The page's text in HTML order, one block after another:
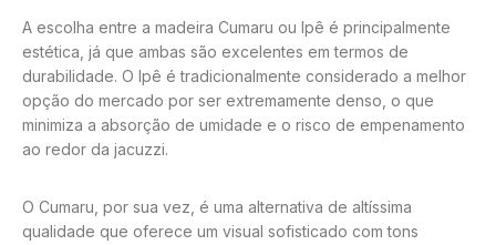
A escolha entre a madeira Cumaru ou Ipê é principalmente
estética, já que ambas são excelentes em termos de
durabilidade. O Ipê é tradicionalmente considerado a melhor
opção do mercado por ser extremamente denso, o que
minimiza a absorção de umidade e o risco de empenamento
ao redor da jacuzzi.
O Cumaru, por sua vez, é uma alternativa de altíssima
qualidade que oferece um visual sofisticado com tons